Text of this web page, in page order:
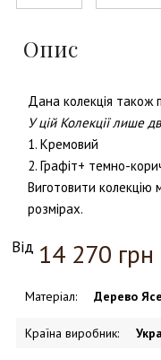
Опис
Дана колекція також
У цій Колекції лише
1. Кремовий
2. Графіт+ темно-
Виготовити
розмірах.
Від 14 270 грн
Матеріал: Дерево
Країна виробник: